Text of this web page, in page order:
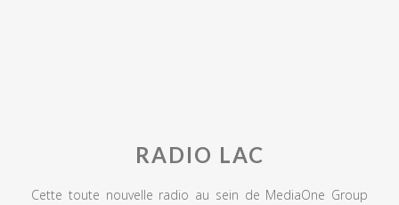
RADIO LAC
Cette toute nouvelle radio au sein de MediaOne Group